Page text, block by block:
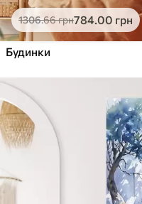
1306.66грн784.00 грн
Будинки